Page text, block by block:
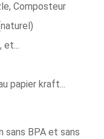
Composteur
et...
papier kraft...
sans BPA et sans